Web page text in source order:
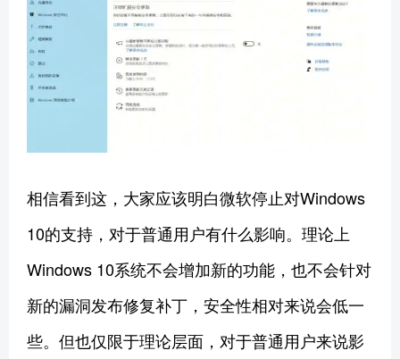
相信看到这，大家应该明白微软停止对Windows
10的支持，对于普通用户有什么影响。理论上
Windows 10系统不会增加新的功能，也不会针对
新的漏洞发布修复补丁，安全性相对来说会低一
些。但也仅限于理论层面，对于普通用户来说影